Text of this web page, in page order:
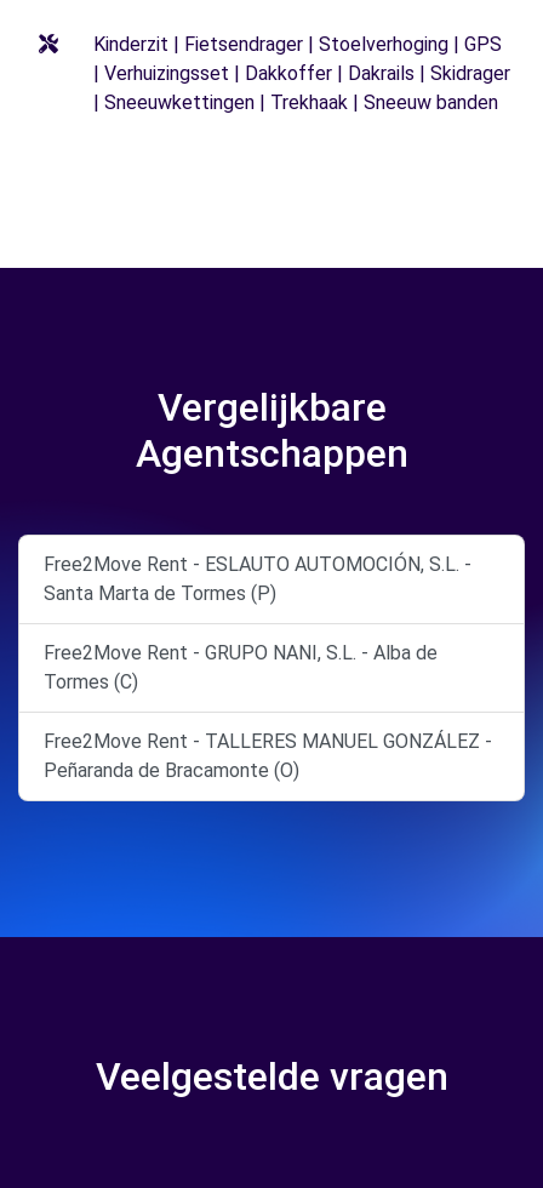
Kinderzit | Fietsendrager | Stoelverhoging | GPS
| Verhuizingsset | Dakkoffer | Dakrails | Skidrager
| Sneeuwkettingen | Trekhaak | Sneeuw banden
Vergelijkbare
Agentschappen
Free2Move Rent - ESLAUTO AUTOMOCIÓN, S.L. -
Santa Marta de Tormes (P)
Free2Move Rent - GRUPO NANI, S.L. - Alba de
Tormes (C)
Free2Move Rent - TALLERES MANUEL GONZÁLEZ -
Peñaranda de Bracamonte (O)
Veelgestelde vragen